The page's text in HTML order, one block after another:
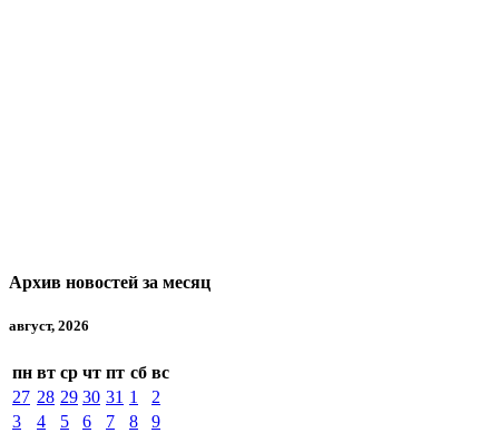
Архив новостей за месяц
август, 2026
пн вт ср чт пт сб вс
27 28 29 30 31 1
2
3
4 5 6 7 8
9